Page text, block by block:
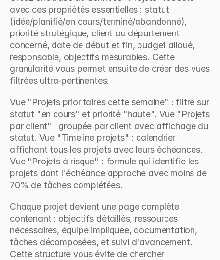
avec ces propriétés essentielles : statut
(idée/planifié/en cours/terminé/abandonné),
priorité stratégique, client ou département
concerné, date de début et fin, budget alloué,
responsable, objectifs mesurables. Cette
granularité vous permet ensuite de créer des vues
filtrées ultra-pertinentes.
Vue "Projets prioritaires cette semaine" : filtre sur
statut "en cours" et priorité "haute". Vue "Projets
par client" : groupée par client avec affichage du
statut. Vue "Timeline projets" : calendrier
affichant tous les projets avec leurs échéances.
Vue "Projets à risque" : formule qui identifie les
projets dont l'échéance approche avec moins de
70% de tâches complétées.
Chaque projet devient une page complète
contenant : objectifs détaillés, ressources
nécessaires, équipe impliquée, documentation,
tâches décomposées, et suivi d'avancement.
Cette structure vous évite de chercher